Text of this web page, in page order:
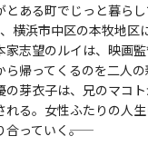
とある町でじっと暮ら
横浜市中区の本牧地区
家志望のルイは、映画
ら帰ってくるのを二人
の芽衣子は、兄のマコ
る。女性ふたりの人
っていく――。